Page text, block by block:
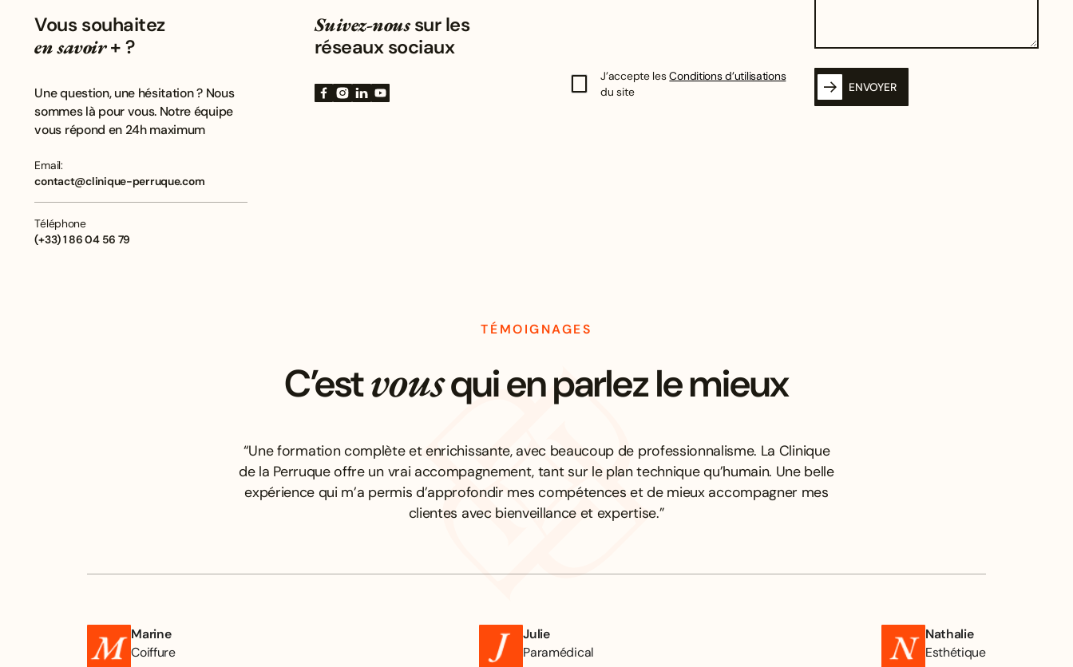
Vous souhaitez
en savoir+ ?
Une question, une hésitation ? Nous
sommes là pour vous. Notre équipe
vous répond en 24h maximum
Email:
contact@clinique-perruque.com
Téléphone
(+33) 1 86 04 56 79
Suivez-noussur les
réseaux sociaux
J’accepte lesConditions d’utilisations
du site
ENVOYER
TÉMOIGNAGES
C’estvousqui en parlez le mieux
Marine
Coiffure
Julie
Paramédical
Nathalie
Esthétique
“Une formation complète et enrichissante, avec beaucoup de professionnalisme. La Clinique
de la Perruque offre un vrai accompagnement, tant sur le plan technique qu’humain. Une belle
expérience qui m’a permis d’approfondir mes compétences et de mieux accompagner mes
clientes avec bienveillance et expertise.”